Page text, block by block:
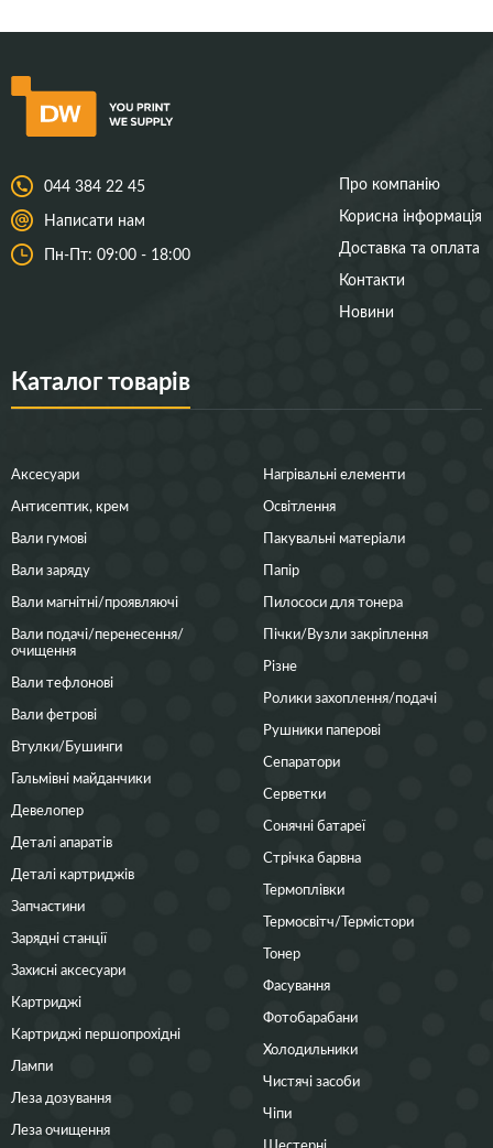
044 384 22 45
Написати нам
Пн-Пт: 09:00 - 18:00
Про компанію
Корисна інформація
Доставка та оплата
Контакти
Новини
Каталог товарів
Аксесуари
Антисептик, крем
Вали гумові
Вали заряду
Вали магнітні/проявляючі
Вали подачі/перенесення/
очищення
Вали тефлонові
Вали фетрові
Втулки/Бушинги
Гальмівні майданчики
Девелопер
Деталі апаратів
Деталі картриджів
Запчастини
Зарядні станції
Захисні аксесуари
Картриджі
Картриджі першопрохідні
Лампи
Леза дозування
Леза очищення
Нагрівальні елементи
Освітлення
Пакувальні матеріали
Папір
Пилососи для тонера
Пічки/Вузли закріплення
Різне
Ролики захоплення/подачі
Рушники паперові
Сепаратори
Серветки
Сонячні батареї
Стрічка барвна
Термоплівки
Термосвітч/Термістори
Тонер
Фасування
Фотобарабани
Холодильники
Чистячі засоби
Чіпи
Шестерні